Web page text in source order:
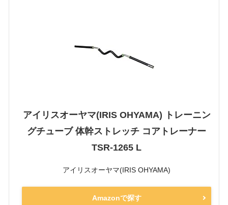
アイリスオーヤマ(IRIS OHYAMA) トレーニン
グチューブ 体幹ストレッチ コアトレーナー
TSR-1265 L
アイリスオーヤマ(IRIS OHYAMA)
Amazonで探す